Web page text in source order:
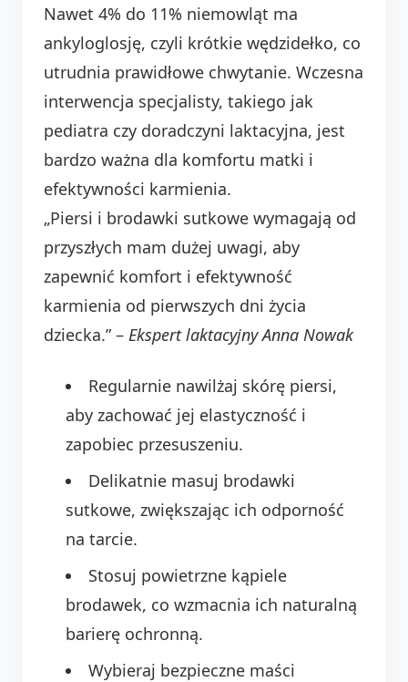
Nawet 4% do 11% niemowląt ma
ankyloglosję, czyli krótkie wędzidełko, co
utrudnia prawidłowe chwytanie. Wczesna
interwencja specjalisty, takiego jak
pediatra czy doradczyni laktacyjna, jest
bardzo ważna dla komfortu matki i
efektywności karmienia.
„Piersi i brodawki sutkowe wymagają od
przyszłych mam dużej uwagi, aby
zapewnić komfort i efektywność
karmienia od pierwszych dni życia
dziecka.” – Ekspert laktacyjny Anna Nowak
Regularnie nawilżaj skórę piersi,
aby zachować jej elastyczność i
zapobiec przesuszeniu.
Delikatnie masuj brodawki
sutkowe, zwiększając ich odporność
na tarcie.
Stosuj powietrzne kąpiele
brodawek, co wzmacnia ich naturalną
barierę ochronną.
Wybieraj bezpieczne maści